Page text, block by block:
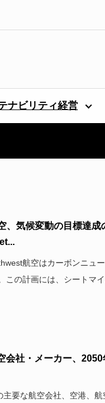
ナビリティ経営
、気候変動の目標達成
航空はカーボンニュ
この計画には、シートマ
会社・メーカー、
主要な航空会社、空港、